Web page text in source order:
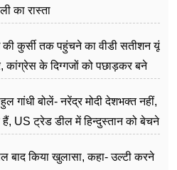
का रास्ता
कुर्सी तक पहुंचने का वीडी सतीशन यूं
कांग्रेस के दिग्गजों को पछाड़कर बने
गांधी बोलें- नरेंद्र मोदी देशभक्त नहीं,
हैं, US ट्रेड डील में हिन्दुस्तान को बेचने
बाद किया खुलासा, कहा- उल्टी करने